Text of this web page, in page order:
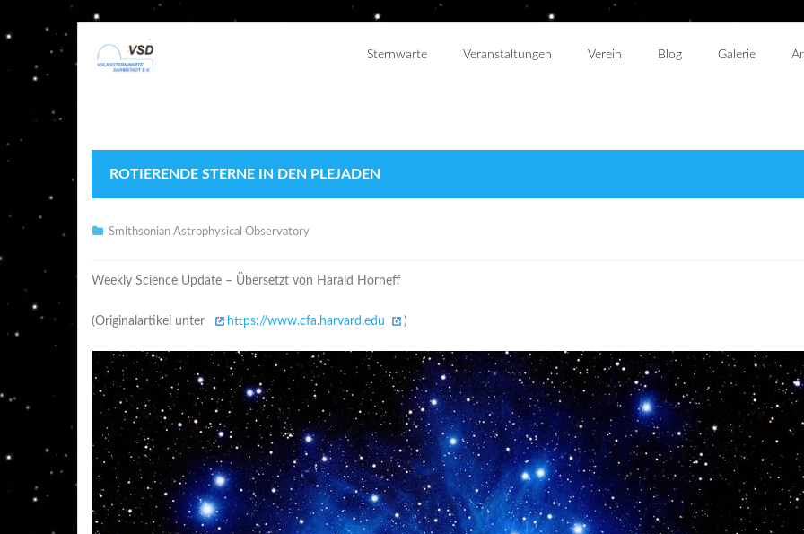
Sternwarte Veranstaltungen Verein Blog Galerie
ROTIERENDE STERNE IN DEN PLEJADEN
Smithsonian Astrophysical Observatory
Weekly Science Update – Übersetzt von Harald Horneff
(Originalartikel unter https://www.cfa.harvard.edu )